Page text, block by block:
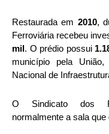
Restaurada em 2010,
Ferroviária recebeu
mil. O prédio possui
município pela
Nacional de
O Sindicato dos
normalmente a sala que